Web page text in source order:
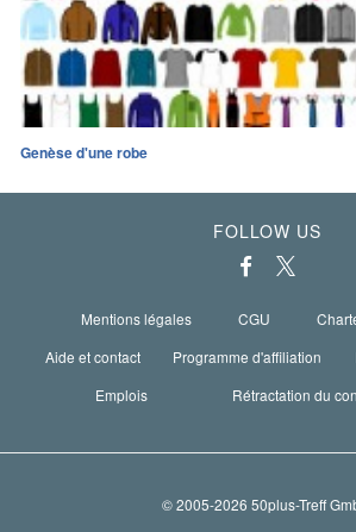
Genèse d'une robe
FOLLOW US
Mentions légales CGU
Aide et contact
Programme d'affiliation
Emplois
Rétractation du
© 2005-2026 50plus-Treff